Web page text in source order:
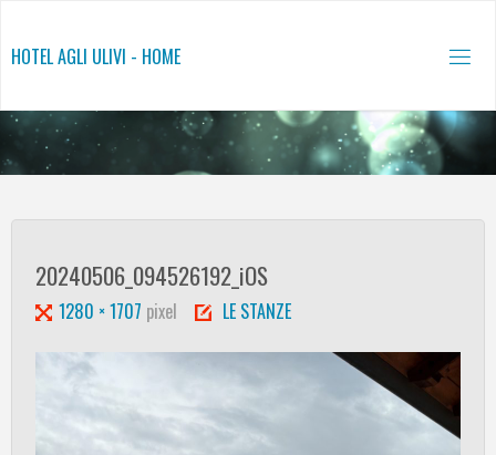
contenuto
HOTEL AGLI ULIVI - HOME
20240506_094526192_iOS
Tutta
larghezza
1280 × 1707 pixel LE STANZE